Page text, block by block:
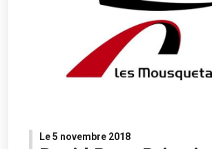
Le 5 novembre 2018